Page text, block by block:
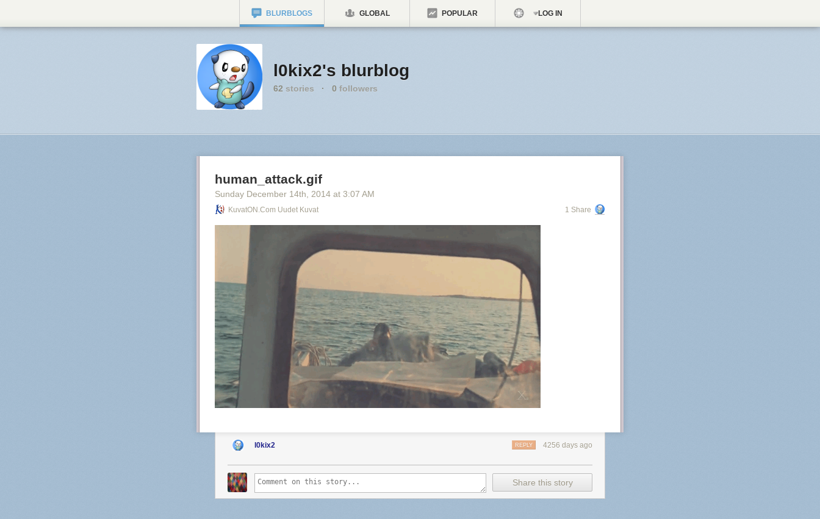
BLURBLOGS GLOBAL POPULAR LOG IN
l0kix2's blurblog
62 stories · 0 followers
human_attack.gif
Sunday December 14th , 2014 at 3:07 AM
KuvatON.com Uudet Kuvat 1 Share
l0kix2 4256 days ago
REPLY
Share this story